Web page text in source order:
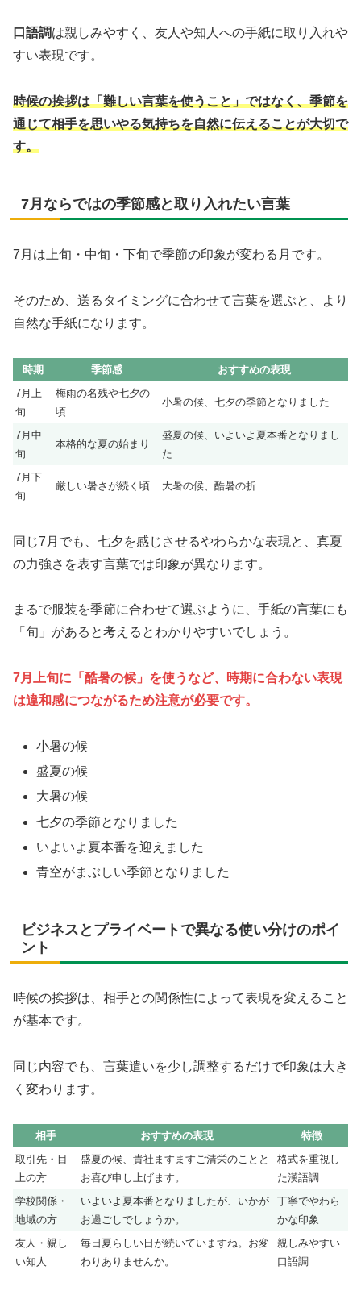
口語調は親しみやすく、友人や知人への手紙に取り入れや
すい表現です。
時候の挨拶は「難しい言葉を使うこと」ではなく、季節を
通じて相手を思いやる気持ちを自然に伝えることが大切で
す。
7月ならではの季節感と取り入れたい言葉
7月は上旬・中旬・下旬で季節の印象が変わる月です。
そのため、送るタイミングに合わせて言葉を選ぶと、より
自然な手紙になります。
時期 季節感
おすすめの表現
7月上
旬
梅雨の名残や七夕の
頃
小暑の候、七夕の季節となりました
7月中
旬
本格的な夏の始まり
盛夏の候、いよいよ夏本番となりまし
た
7月下
旬
厳しい暑さが続く頃 大暑の候、酷暑の折
同じ7月でも、七夕を感じさせるやわらかな表現と、真夏
の力強さを表す言葉では印象が異なります。
まるで服装を季節に合わせて選ぶように、手紙の言葉にも
「旬」があると考えるとわかりやすいでしょう。
7月上旬に「酷暑の候」を使うなど、時期に合わない表現
は違和感につながるため注意が必要です。
小暑の候
盛夏の候
大暑の候
七夕の季節となりました
いよいよ夏本番を迎えました
青空がまぶしい季節となりました
ビジネスとプライベートで異なる使い分けのポイ
ント
時候の挨拶は、相手との関係性によって表現を変えること
が基本です。
同じ内容でも、言葉遣いを少し調整するだけで印象は大き
く変わります。
相手 おすすめの表現
特徴
取引先・目
上の方
盛夏の候、貴社ますますご清栄のことと
お喜び申し上げます。
格式を重視し
た漢語調
学校関係・
地域の方
いよいよ夏本番となりましたが、いかが
お過ごしでしょうか。
丁寧でやわら
かな印象
友人・親し
い知人
毎日夏らしい日が続いていますね。お変
わりありませんか。
親しみやすい
口語調